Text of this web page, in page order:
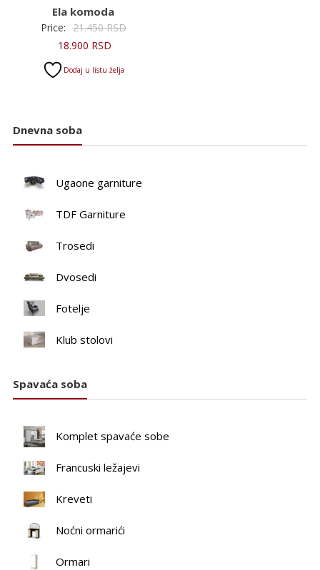
Ela komoda
Price: 21.450RSDOriginalna
18.900 RSDTrenutna
Dodaj u listu želja
Dnevna soba
Ugaone garniture
TDF Garniture
Trosedi
Dvosedi
Fotelje
Klub stolovi
Spavaća soba
Komplet spavaće sobe
Francuski ležajevi
Kreveti
Noćni ormarići
Ormari